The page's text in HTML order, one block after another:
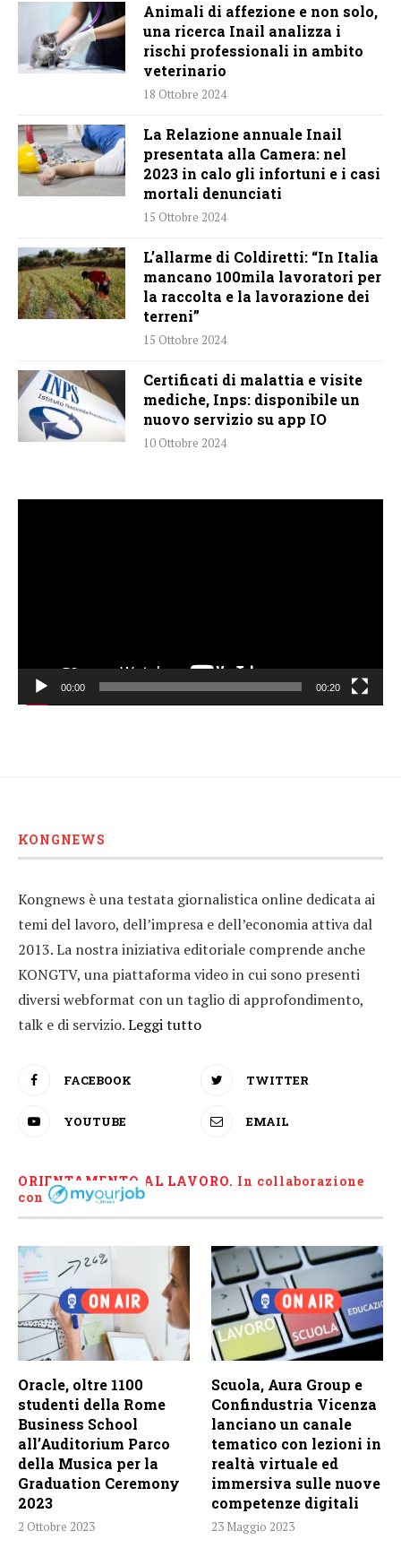
Animali di affezione e non solo,
una ricerca Inail analizza i
rischi professionali in ambito
veterinario
18 Ottobre 2024
La Relazione annuale Inail
presentata alla Camera: nel
2023 in calo gli infortuni e i casi
mortali denunciati
15 Ottobre 2024
L’allarme di Coldiretti: “In Italia
mancano 100mila lavoratori per
la raccolta e la lavorazione dei
terreni”
15 Ottobre 2024
Certificati di malattia e visite
mediche, Inps: disponibile un
nuovo servizio su app IO
10 Ottobre 2024
00:00 00:20
KONGNEWS
Kongnews è una testata giornalistica online dedicata ai
temi del lavoro, dell’impresa e dell’economia attiva dal
2013. La nostra iniziativa editoriale comprende anche
KONGTV, una piattaforma video in cui sono presenti
diversi webformat con un taglio di approfondimento,
talk e di servizio.Leggi tutto
FACEBOOK TWITTER
YOUTUBE EMAIL
ORIENTAMENTO AL LAVORO. In collaborazione
con
Oracle, oltre 1100
studenti della Rome
Business School
all’Auditorium Parco
della Musica per la
Graduation Ceremony
2023
2 Ottobre 2023
Scuola, Aura Group e
Confindustria Vicenza
lanciano un canale
tematico con lezioni in
realtà virtuale ed
immersiva sulle nuove
competenze digitali
23 Maggio 2023